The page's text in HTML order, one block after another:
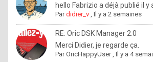
o
l
e
x
hello Fabrizio a déjà publié il y
Pardidier_v ,Il y a 2 semaines
RE: Oric DSK Manager 2.0
Merci Didier, je regarde ça.
ParOricHappyUser,Il y a 4